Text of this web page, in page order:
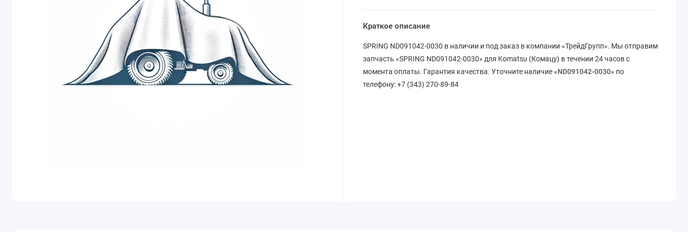
Краткое описание
SPRING ND091042-0030 в наличии и под заказ в компании «ТрейдГрупп». Мы отправим
запчасть «SPRING ND091042-0030» для Komatsu (Комацу) в течении 24 часов с
момента оплаты. Гарантия качества. Уточните наличие «ND091042-0030» по
телефону: +7 (343) 270-89-84